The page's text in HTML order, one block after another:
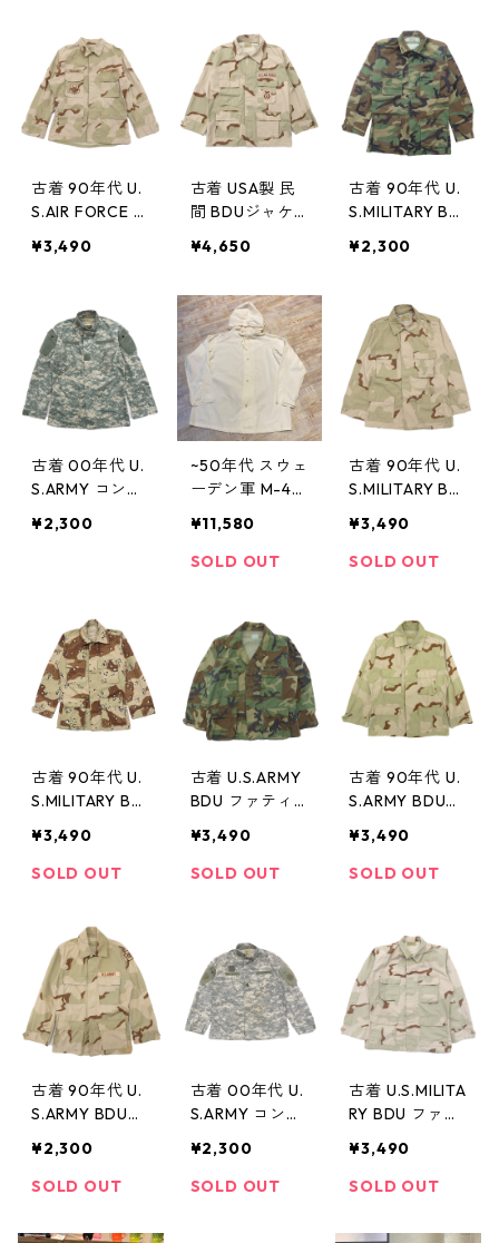
イズ表記：M-R
EGULAR gd7
5684
ビンテージ サ
イズ表記：L-L
ONG gd7535
6 w3817
モ リップスト
ップ 米軍 ミリ
タリー サイズ
表記：M-REG
gd76145
古着 90年代 U.
S.AIR FORCE B
デザートカモ
ミリタリー ビ
ンテージ サイ
ズ表記：M-RE
G gd75010
¥3,490
古着 USA製 民
間 BDUジャケ
カモ リップス
表記：L gd70
447
¥4,650
古着 90年代 U.
S.MILITARY BD
ッドランド ミ
ビンテージ サ
イズ表記：S-X
LONG gd682
46
¥2,300
古着 00年代 U.
S.ARMY コンバ
ティーグジャケ
リー 米軍 サイ
ズ表記：S-XL
gd66257
¥2,300
~50年代 スウェ
ーデン軍 M-40
白 ミリタリー
古着 古着屋 高
¥11,580
SOLD OUT
古着 90年代 U.
S.MILITARY BD
ザートカモ リ
ップストップ
記：M-LONG
gd74684
¥3,490
SOLD OUT
古着 90年代 U.
S.MILITARY BD
ョコチップカモ
ミリタリー 米
gd74685
¥3,490
SOLD OUT
古着 U.S.ARMY
BDU ファティ
ウッドランドカ
モ 米軍 ミリタ
75969
¥3,490
SOLD OUT
古着 90年代 U.
S.ARMY BDUジ
ートカモ リッ
プストップ ミ
-REG gd7522
¥3,490
SOLD OUT
古着 90年代 U.
S.ARMY BDUジ
ートカモ ミリ
タリー 米軍 デ
サイズ表記：S-
¥2,300
SOLD OUT
古着 00年代 U.
S.ARMY コンバ
ティーグジャケ
ット デジタル
¥2,300
SOLD OUT
古着 U.S.MILITA
RY BDU ファテ
ト デザートカ
モ リップスト
タリー サイズ
¥3,490
SOLD OUT